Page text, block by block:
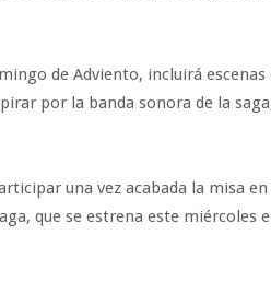
de Adviento, incluirá
por la banda sonora de la
una vez acabada la misa
que se estrena este miércoles